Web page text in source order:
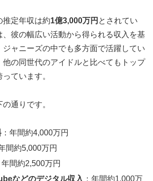
推定年収は約1億3,000万円 とされてい
、彼の幅広い活動から得られる収入を基
ジャニーズの中でも多方面で活躍してい
他の同世代のアイドルと比べてもトップ
ています。
通りです。
：年間約4,000万円
間約5,000万円
年間約2,500万円
などのデジタル収入 ：年間約1,000万